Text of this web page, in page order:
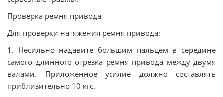
Проверка ремня привода
Для проверки натяжения ремня привода:
1. Несильно надавите большим пальцем в середине
самого длинного отрезка ремня привода между двумя
валами. Приложенное усилие должно составлять
приблизительно 10 кгс.